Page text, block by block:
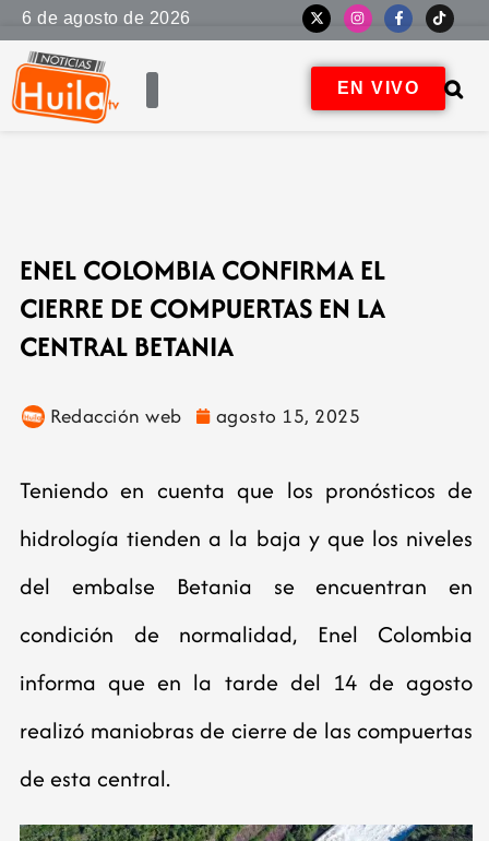
6 de agosto de 2026
EN VIVO
ENEL COLOMBIA CONFIRMA EL
CIERRE DE COMPUERTAS EN LA
CENTRAL BETANIA
Redacción web agosto 15, 2025
Teniendo en cuenta que los pronósticos de
hidrología tienden a la baja y que los niveles
del embalse Betania se encuentran en
condición de normalidad, Enel Colombia
informa que en la tarde del 14 de agosto
realizó maniobras de cierre de las compuertas
de esta central.